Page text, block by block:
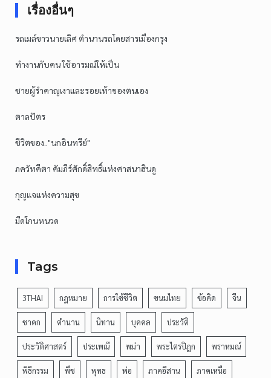
เรื่องอื่นๆ
รถเมล์ขาวนายเลิศ ตำนานรถโดยสารเมืองกรุง
ทำงานกับคน ใช้อารมณ์ให้เป็น
ชายผู้รำคาญเงาและรอยเท้าของตนเอง
ตาลปัตร
ชีวิตของ.."นกอินทรีย์"
ภควัทคีตา คัมภีร์ศักดิ์สิทธิ์แห่งศาสนาฮินดู
กุญแจแห่งความสุข
มีดโกนหนวด
Tags
3THAI กฎหมาย การใช้ชีวิต ขนมไทย ข้อคิด จีน
ชาดก ตำนาน นิทาน บุคคล ประวัติ
ประวัติศาสตร์ ประเพณี พม่า พระไตรปิฎก พราหมณ์
พิธีกรรม พืช พุทธ พ่อ ภาคอีสาน ภาคเหนือ